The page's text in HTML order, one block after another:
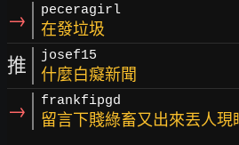
→ peceragirl
在發垃圾
推 josef15
什麼白癡新聞
→ frankfipgd
留言下賤綠畜又出來丟人現